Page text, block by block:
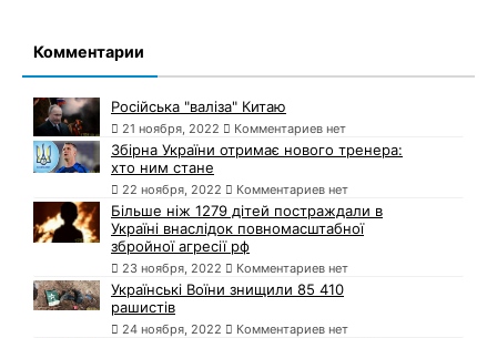
Комментарии
Російська "валіза" Китаю
21 ноября, 2022 Комментариев нет
Збірна України отримає нового тренера:
хто ним стане
22 ноября, 2022 Комментариев нет
Більше ніж 1279 дітей постраждали в
Україні внаслідок повномасштабної
збройної агресії рф
23 ноября, 2022 Комментариев нет
Українські Воїни знищили 85 410
рашистів
24 ноября, 2022 Комментариев нет